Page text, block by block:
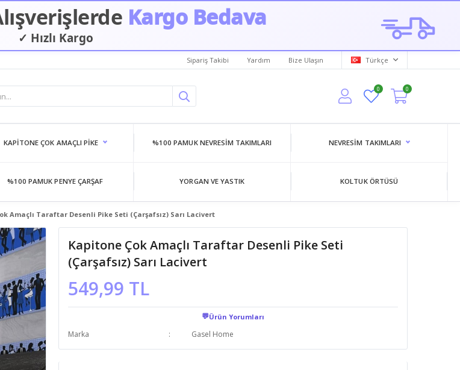
Kargo Bedava
✓ Hızlı Kargo
✓ Güvenilir Alışveriş
Sipariş Takibi Yardım Bize Ulaşın Türkçe
0 0
KAPITONE ÇOK AMAÇLI PIKE %100 PAMUK NEVRESIM TAKIMLARI NEVRESIM TAKIMLARI
%100 PAMUK PENYE ÇARŞAF YORGAN VE YASTIK KOLTUK ÖRTÜSÜ
Amaçlı Taraftar Desenli Pike Seti (Çarşafsız) Sarı Lacivert
Kapitone Çok Amaçlı Taraftar Desenli Pike Seti
(Çarşafsız) Sarı Lacivert
549,99 TL
💬Ürün Yorumları
Marka Gasel Home